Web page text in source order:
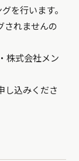
を行います。
されませんの
株式会社メン
し込みくださ